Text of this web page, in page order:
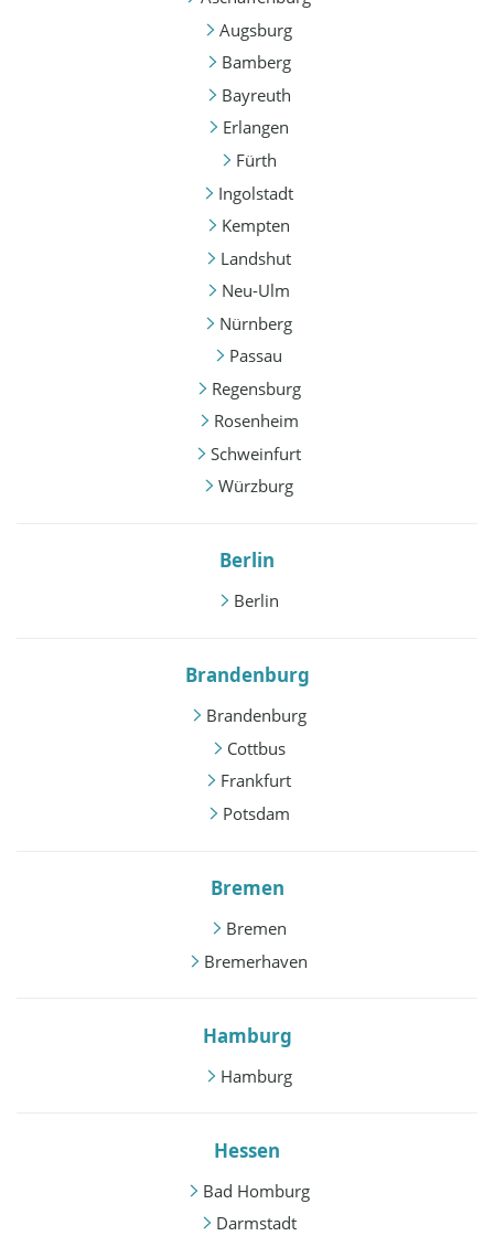
Augsburg
Bamberg
Bayreuth
Erlangen
Fürth
Ingolstadt
Kempten
Landshut
Neu-Ulm
Nürnberg
Passau
Regensburg
Rosenheim
Schweinfurt
Würzburg
Berlin
Berlin
Brandenburg
Brandenburg
Cottbus
Frankfurt
Potsdam
Bremen
Bremen
Bremerhaven
Hamburg
Hamburg
Hessen
Bad Homburg
Darmstadt